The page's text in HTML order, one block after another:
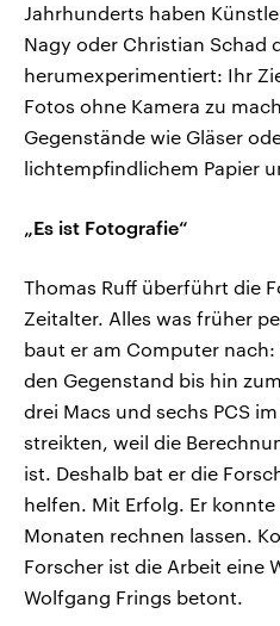
Jahrhunderts haben
Nagy oder Christian Schad
herumexperimentiert: Ihr
Fotos ohne Kamera zu
Gegenstände wie Gläser
lichtempfindlichem Papier
„Es ist Fotografie“
Thomas Ruff überführt die
Zeitalter. Alles was früher
baut er am Computer
den Gegenstand bis hin
drei Macs und sechs PCS
streikten, weil die
ist. Deshalb bat er die
helfen. Mit Erfolg. Er
Monaten rechnen lassen.
Forscher ist die Arbeit eine
Wolfgang Frings betont.